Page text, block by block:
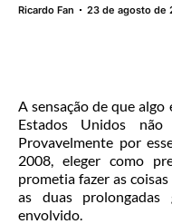
Ricardo Fan 23 de agosto de
A sensação de que
Estados Unidos
Provavelmente por
2008, eleger como
prometia fazer as
as duas
envolvido.